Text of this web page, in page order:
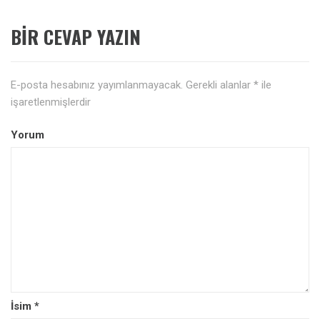
BIR CEVAP YAZIN
E-posta hesabınız yayımlanmayacak. Gerekli alanlar * ile
işaretlenmişlerdir
Yorum
İsim *